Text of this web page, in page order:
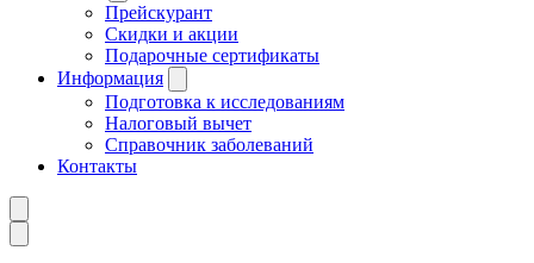
Прейскурант
Скидки и акции
Подарочные сертификаты
Информация
Подготовка к исследованиям
Налоговый вычет
Справочник заболеваний
Контакты